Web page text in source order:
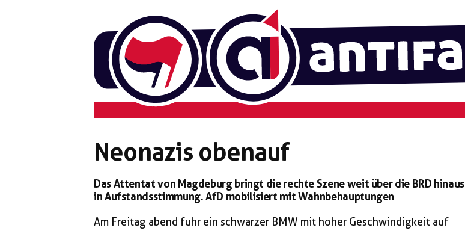
Neonazis obenauf
Das Attentat von Magdeburg bringt die rechte Szene weit über die BRD hinaus
in Aufstandsstimmung. AfD mobilisiert mit Wahnbehauptungen
Am Freitag abend fuhr ein schwarzer BMW mit hoher Geschwindigkeit auf